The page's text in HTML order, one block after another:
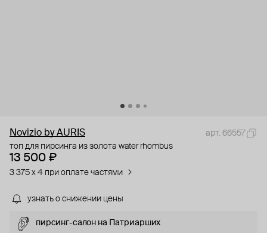
Novizio by AURIS
арт. 66557
топ для пирсинга из золота water rhombus
13 500 ₽
3 375 x 4 при оплате частями
узнать о снижении цены
пирсинг-салон на Патриарших